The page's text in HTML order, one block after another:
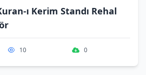
ı Kerim Standı Rehal
10 0